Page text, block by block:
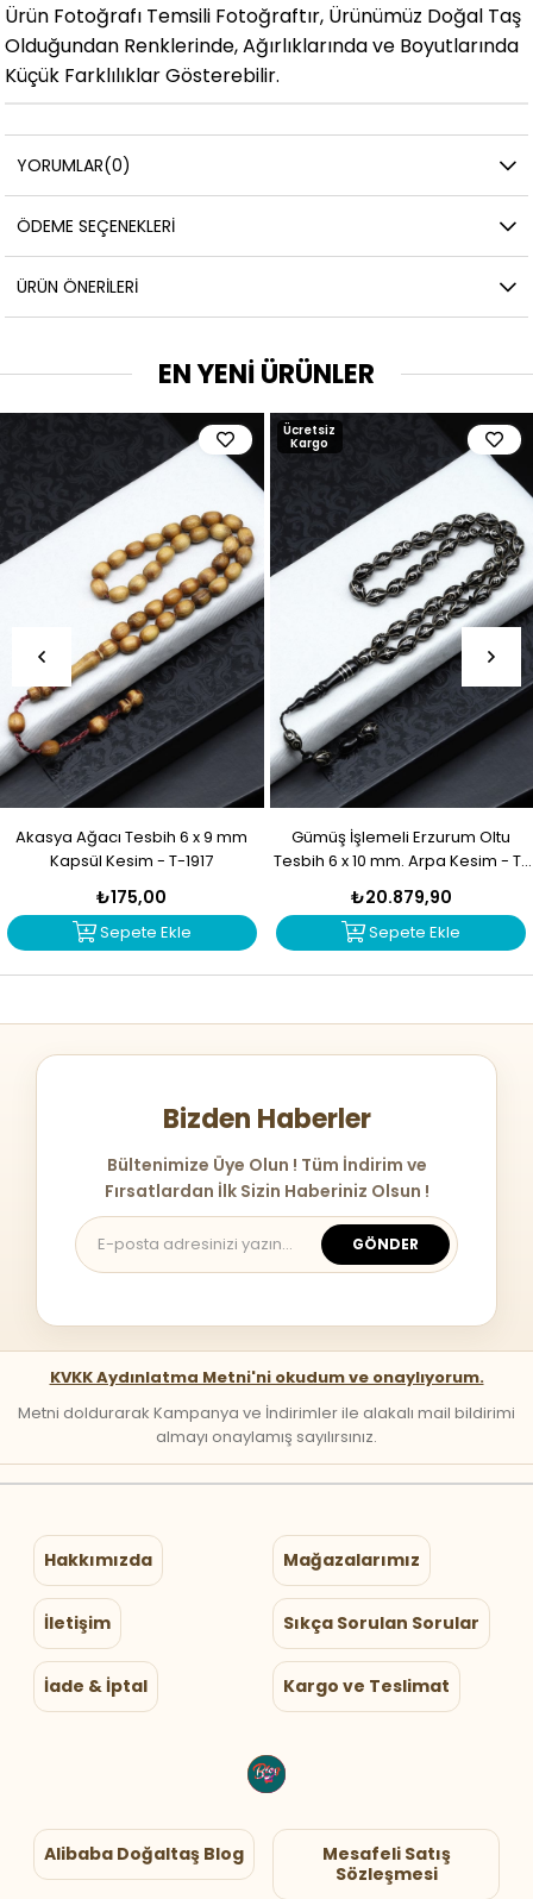
Ürün Fotoğrafı Temsili Fotoğraftır, Ürünümüz Doğal Taş
Olduğundan Renklerinde, Ağırlıklarında ve Boyutlarında
Küçük Farklılıklar Gösterebilir.
YORUMLAR(0)
ÖDEME SEÇENEKLERI
ÜRÜN ÖNERILERI
EN YENİ ÜRÜNLER
Akasya Ağacı Tesbih 6 x 9 mm
Kapsül Kesim - T-1917
₺175,00
Sepete Ekle
Gümüş İşlemeli Erzurum Oltu
Tesbih 6 x 10 mm. Arpa Kesim - T-
1916
₺20.879,90
Sepete Ekle
Ücretsiz
Kargo
Bizden Haberler
Bültenimize Üye Olun ! Tüm İndirim ve
Fırsatlardan İlk Sizin Haberiniz Olsun !
GÖNDER
KVKK Aydınlatma Metni'ni okudum ve onaylıyorum.
Metni doldurarak Kampanya ve İndirimler ile alakalı mail bildirimi
almayı onaylamış sayılırsınız.
Hakkımızda Mağazalarımız
İletişim Sıkça Sorulan Sorular
İade & İptal Kargo ve Teslimat
Alibaba Doğaltaş Blog
Mesafeli Satış
Sözleşmesi